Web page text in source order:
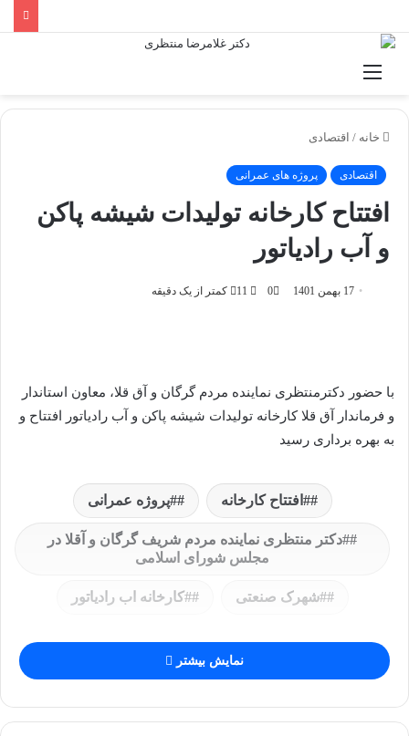
منو
خانه / اقتصادی
اقتصادی پروژه های عمرانی
افتتاح کارخانه تولیدات شیشه پاکن
و آب رادیاتور
17 بهمن 1401 0 کمتر از یک دقیقه
با حضور دکترمنتظری نماینده مردم گرگان و آق قلا، معاون استاندار
و فرماندار آق قلا کارخانه تولیدات شیشه پاکن و آب رادیاتور افتتاح و
به بهره برداری رسید
#افتتاح کارخانه #پروژه عمرانی
#دکتر منتظری نماینده مردم شریف گرگان و آقلا در
مجلس شورای اسلامی
#شهرک صنعتی #کارخانه اب رادیاتور
نمایش بیشتر